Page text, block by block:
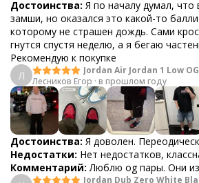
Достоинства: Я по началу думал, что
замши, но оказался это какой-то
которому не страшен дождь. Сами
гнутся спустя неделю, а я бегаю
Рекомендую к покупке
Л
Jordan Air Jordan 1 Low
Лесников Егор · в прошлом году
Достоинства: Я доволен.
Недостатки: Нет недостатков,
Комментарий: Люблю og пары. Они
Jordan Dub Zero White